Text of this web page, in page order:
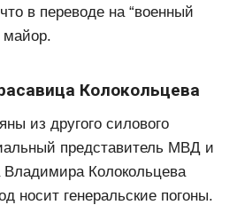
в переводе на “военный
Колокольцева
из другого силового
представитель МВД и
Колокольцева
носит генеральские погоны.